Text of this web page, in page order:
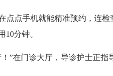
点点手机就能精准预约，连
10分钟。
”在门诊大厅，导诊护士正